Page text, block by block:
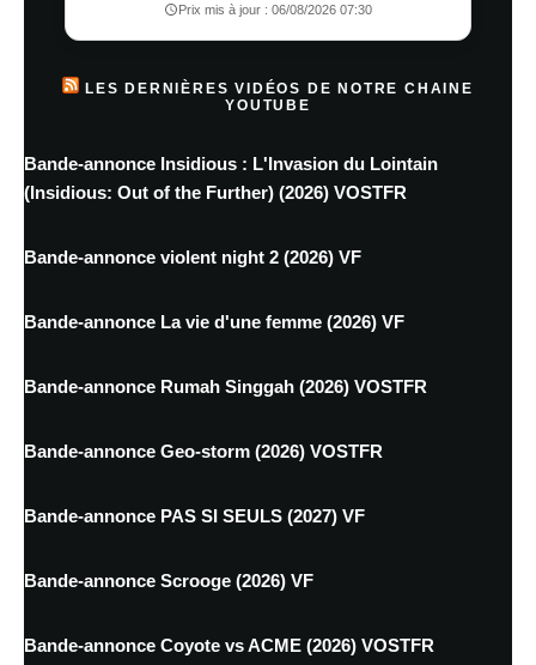
Prix mis à jour : 06/08/2026 07:30
LES DERNIÈRES VIDÉOS DE NOTRE CHAINE
YOUTUBE
Bande-annonce Insidious : L'Invasion du Lointain
(Insidious: Out of the Further) (2026) VOSTFR
Bande-annonce violent night 2 (2026) VF
Bande-annonce La vie d'une femme (2026) VF
Bande-annonce Rumah Singgah (2026) VOSTFR
Bande-annonce Geo-storm (2026) VOSTFR
Bande-annonce PAS SI SEULS (2027) VF
Bande-annonce Scrooge (2026) VF
Bande-annonce Coyote vs ACME (2026) VOSTFR